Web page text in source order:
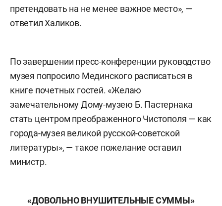
претендовать на не менее важное место», —
ответил Халиков.
По завершении пресс-конференции руководство
музея попросило Мединского расписаться в
книге почетных гостей. «Желаю
замечательному Дому-музею Б. Пастернака
стать центром преображенного Чистополя — как
города-музея великой русской-советской
литературы», — такое пожелание оставил
министр.
«ДОВОЛЬНО ВНУШИТЕЛЬНЫЕ СУММЫ»